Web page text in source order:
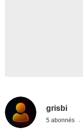
grisbi
5 abonnés